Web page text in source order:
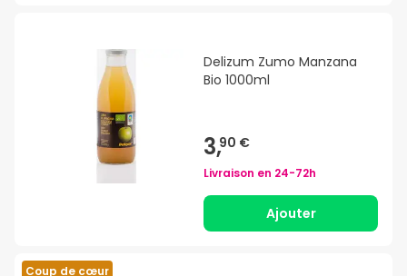
Delizum Zumo Manzana
Bio 1000ml
3,90 €
Livraison en 24-72h
Ajouter
Coup de cœur